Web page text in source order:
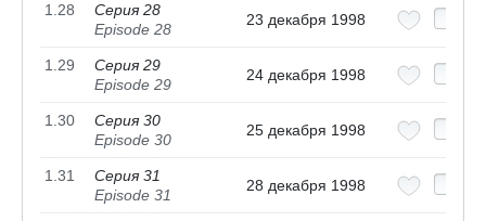
1.28
Серия 28
Episode 28
23 декабря 1998
1.29
Серия 29
Episode 29
24 декабря 1998
1.30
Серия 30
Episode 30
25 декабря 1998
1.31
Серия 31
Episode 31
28 декабря 1998